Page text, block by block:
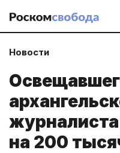
Новости
на 200